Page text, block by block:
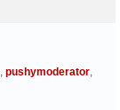
, pushymoderator,